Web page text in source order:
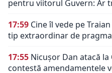
pentru viitorul Guvern: Ar
17:59 Cine îl vede pe
tip extraordinar de
17:55 Nicușor Dan atacă la
contestă amendamentele